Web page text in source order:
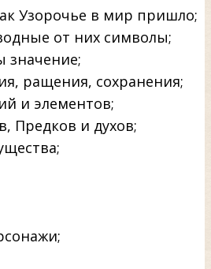
Узорочье в мир пришло;
от них символы;
значение;
ращения, сохранения;
и элементов;
Предков и духов;